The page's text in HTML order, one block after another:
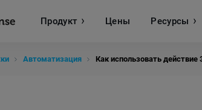
Продукт Цены Ресурсы
Автоматизация Как использовать действие